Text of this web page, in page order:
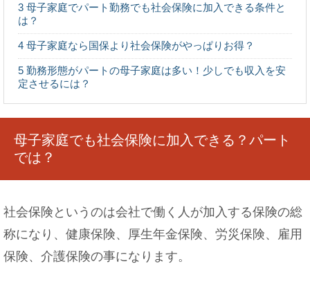
神社のお祭りで祝儀を持参する際に知っておくべ
きマナー
を実らせる方法
焼きそばに入れる豚肉はどの部位が一番？専門家
の意見も
3 母子家庭でパート勤務でも社会保険に加入できる条件と
は？
4 母子家庭なら国保より社会保険がやっぱりお得？
5 勤務形態がパートの母子家庭は多い！少しでも収入を安
定させるには？
母子家庭でも社会保険に加入できる？パート
では？
社会保険というのは会社で働く人が加入する保険の総
称になり、健康保険、厚生年金保険、労災保険、雇用
保険、介護保険の事になります。